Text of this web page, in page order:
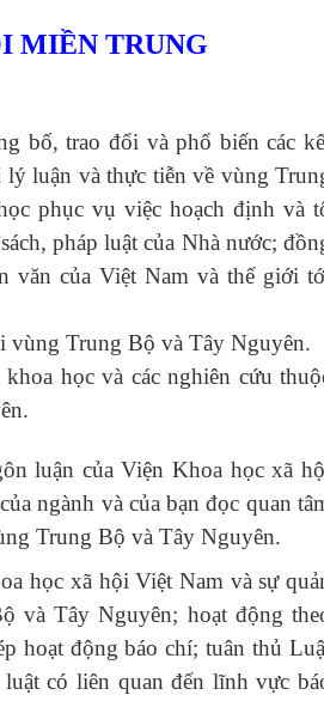
MIỀN TRUNG
bố, trao đổi và phổ biến các
luận và thực tiễn về vùng
phục vụ việc hoạch định và
pháp luật của Nhà nước;
văn của Việt Nam và thế giới
vùng Trung Bộ và Tây Nguyên.
học và các nghiên cứu
luận của Viện Khoa học xã
ngành và của bạn đọc quan
Trung Bộ và Tây Nguyên.
học xã hội Việt Nam và sự
và Tây Nguyên; hoạt động
hoạt động báo chí; tuân thủ
có liên quan đến lĩnh vực